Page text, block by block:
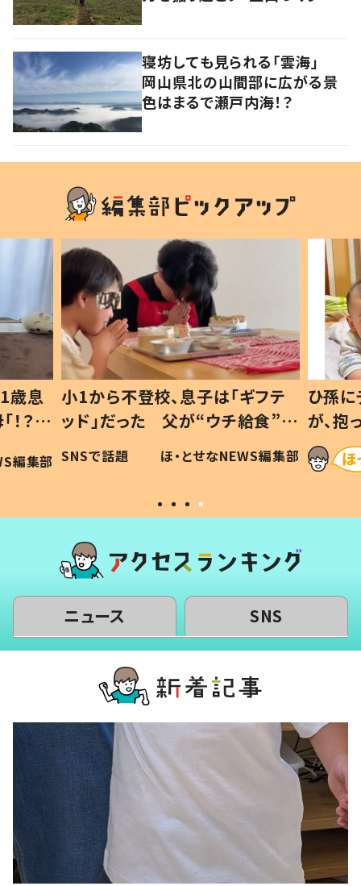
寝坊しても見られる「雲海」
岡山県北の山間部に広がる景
色はまるで瀬戸内海！？
歳息
？」
編集部
小1から不登校、息子は「ギフテ
ッド」だった 父が“ウチ給食”を
作り続ける理由とは #令和の親
#令和の子
SNSで話題 ほ・とせなNEWS編集部
ひ孫
が、
「涙が
い」
ニュース SNS